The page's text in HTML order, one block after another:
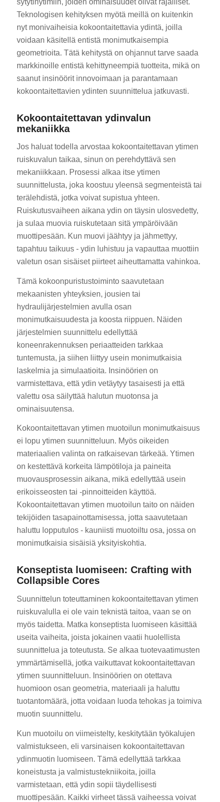
Teknologisen kehityksen myötä meillä on kuitenkin
nyt monivaiheisia kokoontaitettavia ydintä, joilla
voidaan käsitellä entistä monimutkaisempia
geometrioita. Tätä kehitystä on ohjannut tarve saada
markkinoille entistä kehittyneempiä tuotteita, mikä on
saanut insinöörit innovoimaan ja parantamaan
kokoontaitettavien ydinten suunnittelua jatkuvasti.
Kokoontaitettavan ydinvalun
mekaniikka
Jos haluat todella arvostaa kokoontaitettavan ytimen
ruiskuvalun taikaa, sinun on perehdyttävä sen
mekaniikkaan. Prosessi alkaa itse ytimen
suunnittelusta, joka koostuu yleensä segmenteistä tai
terälehdistä, jotka voivat supistua yhteen.
Ruiskutusvaiheen aikana ydin on täysin ulosvedetty,
ja sulaa muovia ruiskutetaan sitä ympäröivään
muottipesään. Kun muovi jäähtyy ja jähmettyy,
tapahtuu taikuus - ydin luhistuu ja vapauttaa muottiin
valetun osan sisäiset piirteet aiheuttamatta vahinkoa.
Tämä kokoonpuristustoiminto saavutetaan
mekaanisten yhteyksien, jousien tai
hydraulijärjestelmien avulla osan
monimutkaisuudesta ja koosta riippuen. Näiden
järjestelmien suunnittelu edellyttää
koneenrakennuksen periaatteiden tarkkaa
tuntemusta, ja siihen liittyy usein monimutkaisia
laskelmia ja simulaatioita. Insinöörien on
varmistettava, että ydin vetäytyy tasaisesti ja että
valettu osa säilyttää halutun muotonsa ja
ominaisuutensa.
Kokoontaitettavan ytimen muotoilun monimutkaisuus
ei lopu ytimen suunnitteluun. Myös oikeiden
materiaalien valinta on ratkaisevan tärkeää. Ytimen
on kestettävä korkeita lämpötiloja ja paineita
muovausprosessin aikana, mikä edellyttää usein
erikoisseosten tai -pinnoitteiden käyttöä.
Kokoontaitettavan ytimen muotoilun taito on näiden
tekijöiden tasapainottamisessa, jotta saavutetaan
haluttu lopputulos - kauniisti muotoiltu osa, jossa on
monimutkaisia sisäisiä yksityiskohtia.
Konseptista luomiseen: Crafting with
Collapsible Cores
Suunnittelun toteuttaminen kokoontaitettavan ytimen
ruiskuvalulla ei ole vain teknistä taitoa, vaan se on
myös taidetta. Matka konseptista luomiseen käsittää
useita vaiheita, joista jokainen vaatii huolellista
suunnittelua ja toteutusta. Se alkaa tuotevaatimusten
ymmärtämisellä, jotka vaikuttavat kokoontaitettavan
ytimen suunnitteluun. Insinöörien on otettava
huomioon osan geometria, materiaali ja haluttu
tuotantomäärä, jotta voidaan luoda tehokas ja toimiva
muotin suunnittelu.
Kun muotoilu on viimeistelty, keskitytään työkalujen
valmistukseen, eli varsinaisen kokoontaitettavan
ydinmuotin luomiseen. Tämä edellyttää tarkkaa
koneistusta ja valmistustekniikoita, joilla
varmistetaan, että ydin sopii täydellisesti
muottipesään. Kaikki virheet tässä vaiheessa voivat